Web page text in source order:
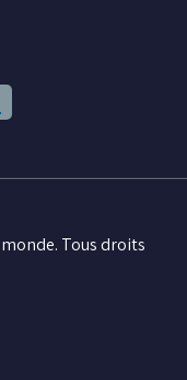
Tous droits